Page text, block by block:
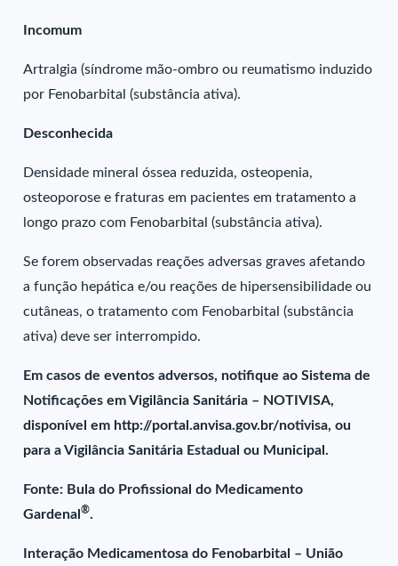
Incomum
Artralgia (síndrome mão-ombro ou reumatismo induzido
por Fenobarbital (substância ativa).
Desconhecida
Densidade mineral óssea reduzida, osteopenia,
osteoporose e fraturas em pacientes em tratamento a
longo prazo com Fenobarbital (substância ativa).
Se forem observadas reações adversas graves afetando
a função hepática e/ou reações de hipersensibilidade ou
cutâneas, o tratamento com Fenobarbital (substância
ativa) deve ser interrompido.
Em casos de eventos adversos, notifique ao Sistema de
Notificações em Vigilância Sanitária – NOTIVISA,
disponível em http://portal.anvisa.gov.br/notivisa, ou
para a Vigilância Sanitária Estadual ou Municipal.
Fonte: Bula do Profissional do Medicamento
Gardenal®.
Interação Medicamentosa do Fenobarbital – União